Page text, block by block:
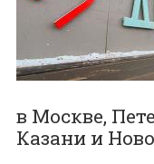
в Москве,
Казани и